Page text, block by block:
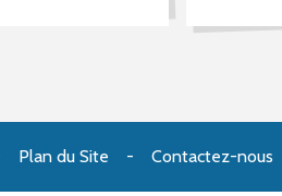
Plan du Site Contactez-nous